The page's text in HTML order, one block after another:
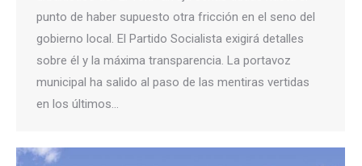
punto de haber supuesto otra fricción en el seno del
gobierno local. El Partido Socialista exigirá detalles
sobre él y la máxima transparencia. La portavoz
municipal ha salido al paso de las mentiras vertidas
en los últimos…